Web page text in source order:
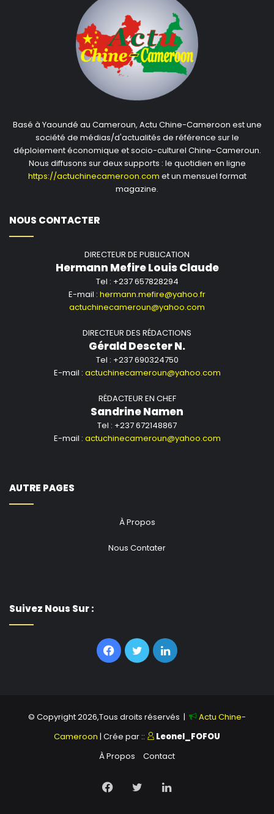
Basé à Yaoundé au Cameroun, Actu Chine-Cameroon est une
société de médias/d'actualités de référence sur le
déploiement économique et socio-culturel Chine-Cameroun.
Nous diffusons sur deux supports : le quotidien en ligne
https://actuchinecameroon.com et un mensuel format
magazine.
NOUS CONTACTER
DIRECTEUR DE PUBLICATION
Hermann Mefire Louis Claude
Tel : +237 657828294
E-mail : hermann.mefire@yahoo.fr
actuchinecameroun@yahoo.com
DIRECTEUR DES RÉDACTIONS
Gérald Descter N.
Tel : +237 690324750
E-mail : actuchinecameroun@yahoo.com
RÉDACTEUR EN CHEF
Sandrine Namen
Tel : +237 672148867
E-mail : actuchinecameroun@yahoo.com
AUTRE PAGES
À Propos
Nous Contater
Suivez Nous Sur :
Facebook
TwitterLinkedin
© Copyright 2026,Tous droits réservés |
Actu Chine-
Cameroon | Crée par ::
Leonel_FOFOU
À Propos
Contact
Facebook
TwitterLinkedin